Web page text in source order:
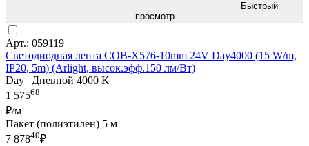
Быстрый
просмотр
Арт.: 059119
Светодиодная лента COB-X576-10mm 24V Day4000 (15 W/m,
IP20, 5m) (Arlight, высок.эфф.150 лм/Вт)
Day | Дневной 4000 K
1 57568
₽/м
Пакет (полиэтилен) 5 м
7 87840₽